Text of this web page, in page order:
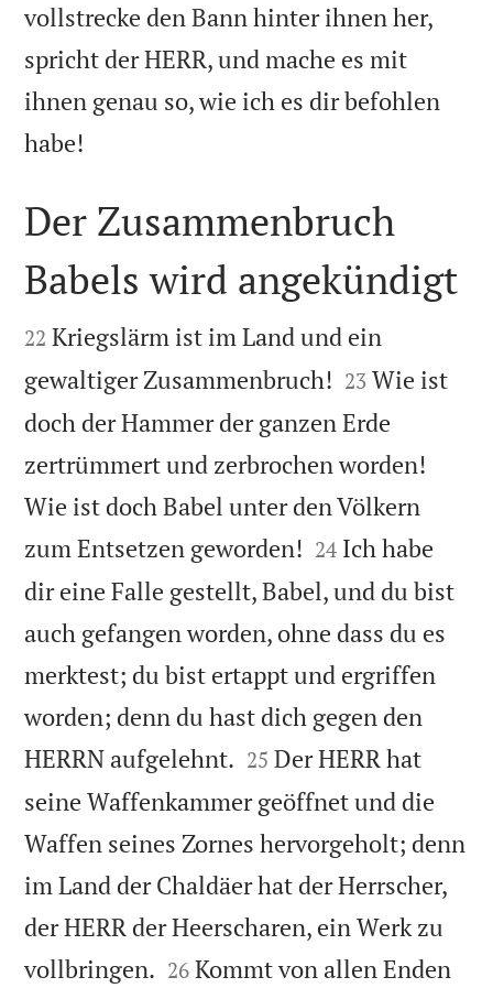
vollstrecke den Bann hinter ihnen her,
spricht der HERR, und mache es mit
ihnen genau so, wie ich es dir befohlen
habe!

Der Zusammenbruch
Babels wird angekündigt

22 Kriegslärm ist im Land und ein
gewaltiger Zusammenbruch! 

23 Wie ist
doch der Hammer der ganzen Erde
zertrümmert und zerbrochen worden!
Wie ist doch Babel unter den Völkern
zum Entsetzen geworden! 

24 Ich habe
dir eine Falle gestellt, Babel, und du bist
auch gefangen worden, ohne dass du es
merktest; du bist ertappt und ergriffen
worden; denn du hast dich gegen den
HERRN aufgelehnt. 

25 Der HERR hat
seine Waffenkammer geöffnet und die
Waffen seines Zornes hervorgeholt; denn
im Land der Chaldäer hat der Herrscher,
der HERR der Heerscharen, ein Werk zu
vollbringen. 

26 Kommt von allen Enden